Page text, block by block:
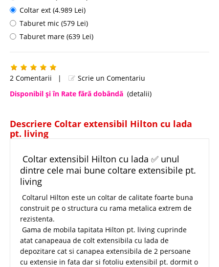
Coltar ext (4.989 Lei)
Taburet mic (579 Lei)
Taburet mare (639 Lei)
2 Comentarii |
Scrie un Comentariu
Disponibil şi în Rate fără dobândă (detalii)
Descriere Coltar extensibil Hilton cu lada
pt. living
Coltar extensibil Hilton cu lada ✅ unul
dintre cele mai bune coltare extensibile pt.
living
Coltarul Hilton este un coltar de calitate foarte buna
construit pe o structura cu rama metalica extrem de
rezistenta.
Gama de mobila tapitata Hilton pt. living cuprinde
atat canapeaua de colt extensibila cu lada de
depozitare cat si canapea extensibila de 2 persoane
cu extensie in fata dar si fotoliu extensibil pt. dormit o